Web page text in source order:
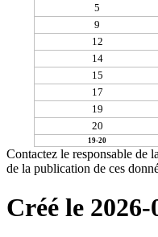
5
9
12
14
15
17
19
20
19-20
Contactez le responsable de
de la publication de ces
Créé le